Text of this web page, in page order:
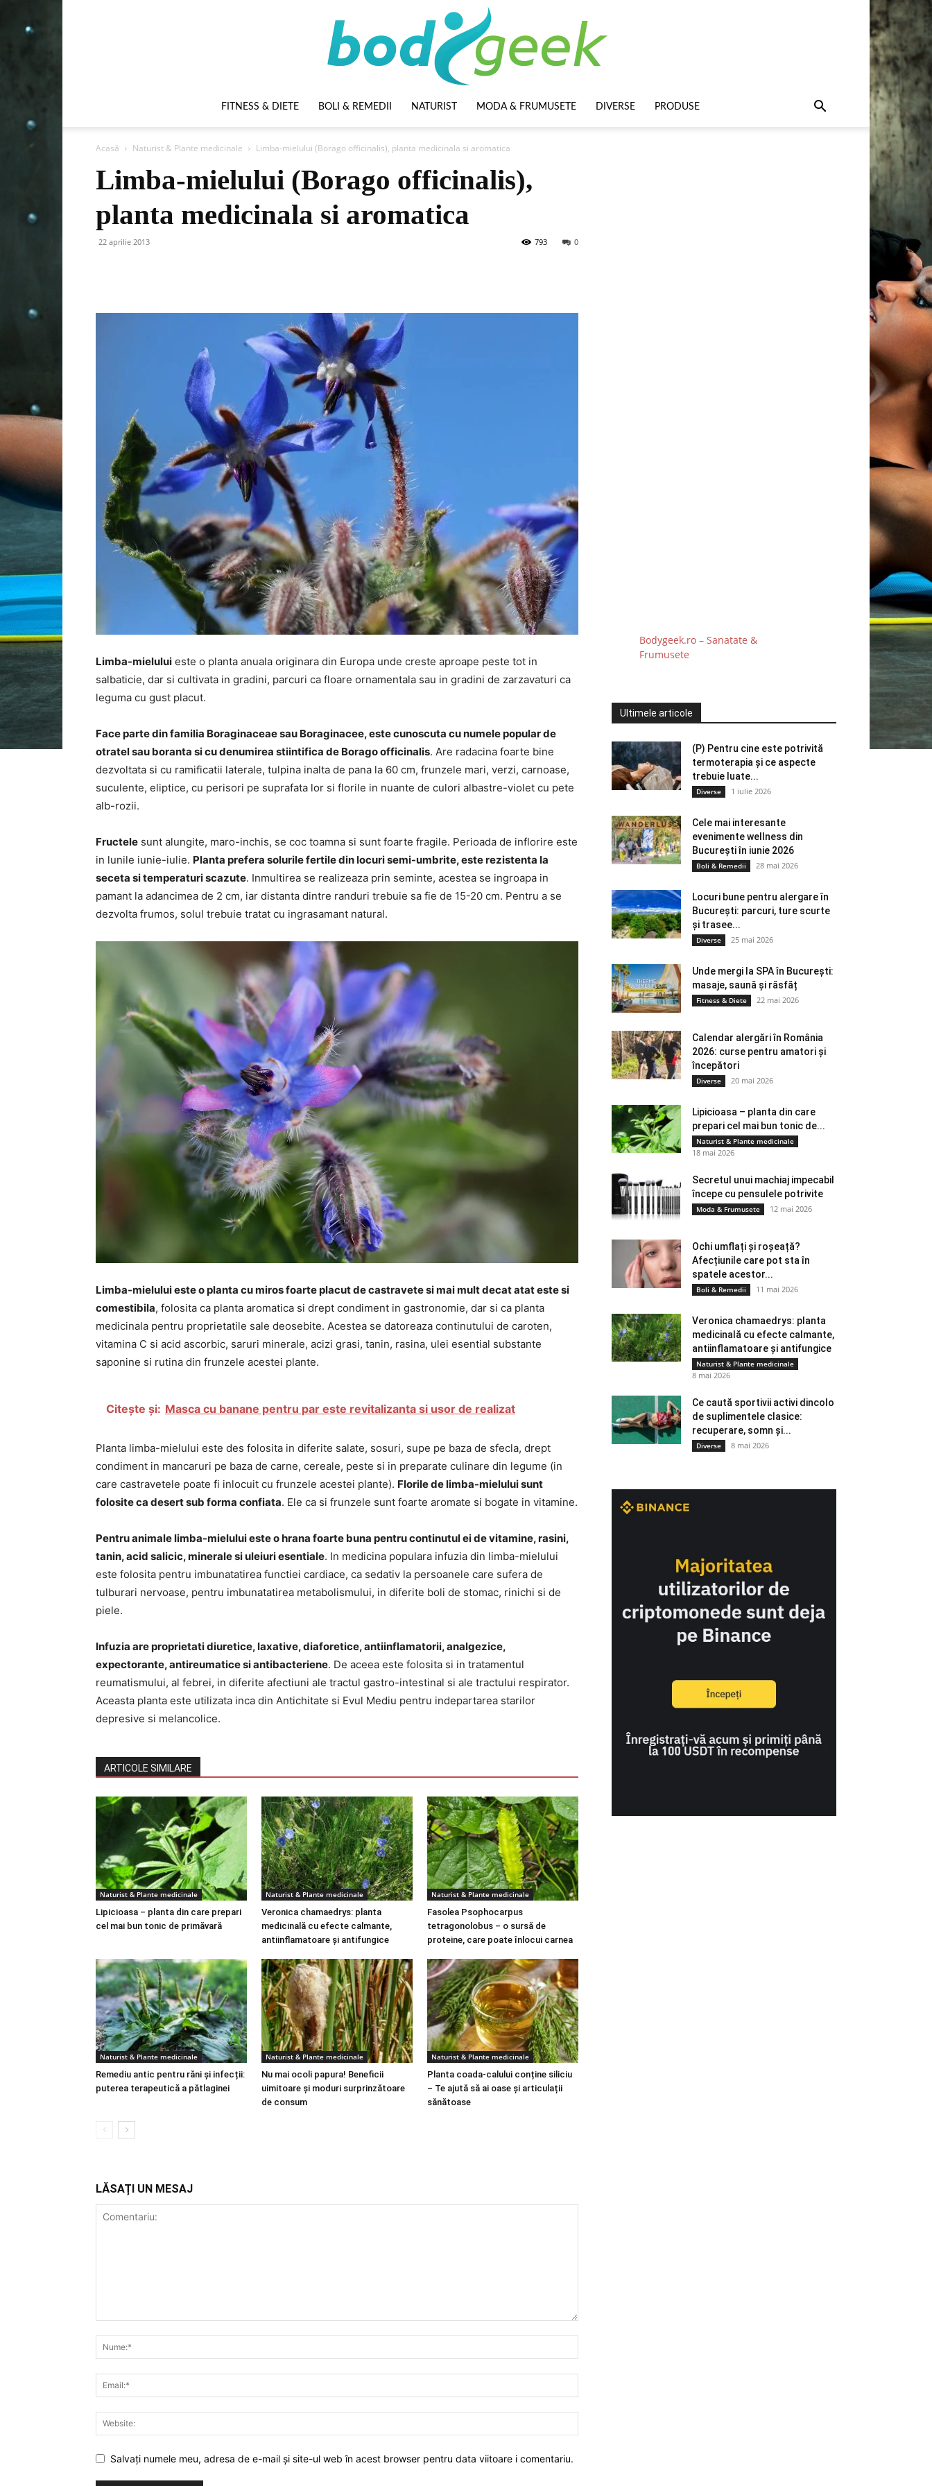
FITNESS & DIETE BOLI & REMEDII NATURIST MODA & FRUMUSETE DIVERSE PRODUSE
Acasă Naturist & Plante medicinale Limba-mielului (Borago officinalis), planta medicinala si aromatica
Limba-mielului (Borago officinalis),
planta medicinala si aromatica
22 aprilie 2013 0
793
Limba-mielului este o planta anuala originara din Europa unde creste aproape peste tot in
salbaticie, dar si cultivata in gradini, parcuri ca floare ornamentala sau in gradini de zarzavaturi ca
leguma cu gust placut.
Face parte din familia Boraginaceae sau Boraginacee, este cunoscuta cu numele popular de
otratel sau boranta si cu denumirea stiintifica de Borago officinalis. Are radacina foarte bine
dezvoltata si cu ramificatii laterale, tulpina inalta de pana la 60 cm, frunzele mari, verzi, carnoase,
suculente, eliptice, cu perisori pe suprafata lor si florile in nuante de culori albastre-violet cu pete
alb-rozii.
Fructele sunt alungite, maro-inchis, se coc toamna si sunt foarte fragile. Perioada de inflorire este
in lunile iunie-iulie. Planta prefera solurile fertile din locuri semi-umbrite, este rezistenta la
seceta si temperaturi scazute. Inmultirea se realizeaza prin seminte, acestea se ingroapa in
pamant la adancimea de 2 cm, iar distanta dintre randuri trebuie sa fie de 15-20 cm. Pentru a se
dezvolta frumos, solul trebuie tratat cu ingrasamant natural.
Limba-mielului este o planta cu miros foarte placut de castravete si mai mult decat atat este si
comestibila, folosita ca planta aromatica si drept condiment in gastronomie, dar si ca planta
medicinala pentru proprietatile sale deosebite. Acestea se datoreaza continutului de caroten,
vitamina C si acid ascorbic, saruri minerale, acizi grasi, tanin, rasina, ulei esential substante
saponine si rutina din frunzele acestei plante.
Citește și: Masca cu banane pentru par este revitalizanta si usor de realizat
Planta limba-mielului este des folosita in diferite salate, sosuri, supe pe baza de sfecla, drept
condiment in mancaruri pe baza de carne, cereale, peste si in preparate culinare din legume (in
care castravetele poate fi inlocuit cu frunzele acestei plante). Florile de limba-mielului sunt
folosite ca desert sub forma confiata. Ele ca si frunzele sunt foarte aromate si bogate in vitamine.
Pentru animale limba-mielului este o hrana foarte buna pentru continutul ei de vitamine, rasini,
tanin, acid salicic, minerale si uleiuri esentiale. In medicina populara infuzia din limba-mielului
este folosita pentru imbunatatirea functiei cardiace, ca sedativ la persoanele care sufera de
tulburari nervoase, pentru imbunatatirea metabolismului, in diferite boli de stomac, rinichi si de
piele.
Infuzia are proprietati diuretice, laxative, diaforetice, antiinflamatorii, analgezice,
expectorante, antireumatice si antibacteriene. De aceea este folosita si in tratamentul
reumatismului, al febrei, in diferite afectiuni ale tractul gastro-intestinal si ale tractului respirator.
Aceasta planta este utilizata inca din Antichitate si Evul Mediu pentru indepartarea starilor
depresive si melancolice.
ARTICOLE SIMILARE
Naturist & Plante medicinale
Lipicioasa – planta din care prepari
cel mai bun tonic de primăvară
Naturist & Plante medicinale
Veronica chamaedrys: planta
medicinală cu efecte calmante,
antiinflamatoare și antifungice
Naturist & Plante medicinale
Fasolea Psophocarpus
tetragonolobus – o sursă de
proteine, care poate înlocui carnea
Naturist & Plante medicinale
Remediu antic pentru răni și infecții:
puterea terapeutică a pătlaginei
Naturist & Plante medicinale
Nu mai ocoli papura! Beneficii
uimitoare și moduri surprinzătoare
de consum
Naturist & Plante medicinale
Planta coada-calului conține siliciu
– Te ajută să ai oase și articulații
sănătoase
LĂSAȚI UN MESAJ
Salvați numele meu, adresa de e-mail și site-ul web în acest browser pentru data viitoare i comentariu.
Bodygeek.ro – Sanatate &
Frumusete
Ultimele articole
(P) Pentru cine este potrivită
termoterapia și ce aspecte
trebuie luate...
Diverse 1 iulie 2026
Cele mai interesante
evenimente wellness din
București în iunie 2026
Boli & Remedii 28 mai 2026
Locuri bune pentru alergare în
București: parcuri, ture scurte
și trasee...
Diverse 25 mai 2026
Unde mergi la SPA în București:
masaje, saună și răsfăț
Fitness & Diete 22 mai 2026
Calendar alergări în România
2026: curse pentru amatori și
începători
Diverse 20 mai 2026
Lipicioasa – planta din care
prepari cel mai bun tonic de...
Naturist & Plante medicinale
18 mai 2026
Secretul unui machiaj impecabil
începe cu pensulele potrivite
Moda & Frumusete 12 mai 2026
Ochi umflați și roșeață?
Afecțiunile care pot sta în
spatele acestor...
Boli & Remedii 11 mai 2026
Veronica chamaedrys: planta
medicinală cu efecte calmante,
antiinflamatoare și antifungice
Naturist & Plante medicinale
8 mai 2026
Ce caută sportivii activi dincolo
de suplimentele clasice:
recuperare, somn și...
Diverse 8 mai 2026